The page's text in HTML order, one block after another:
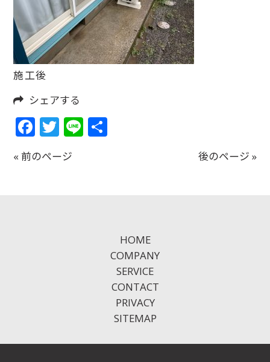
施工後
シェアする
Facebook
Twitter
Line
« 前のページ 後のページ »
HOME
COMPANY
SERVICE
CONTACT
PRIVACY
SITEMAP